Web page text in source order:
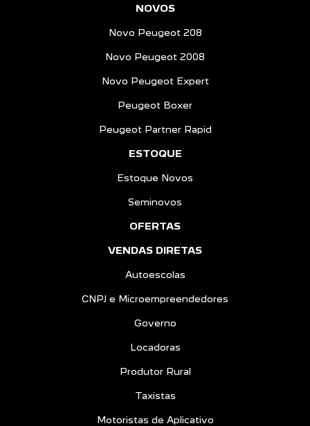
NOVOS
Novo Peugeot 208
Novo Peugeot 2008
Novo Peugeot Expert
Peugeot Boxer
Peugeot Partner Rapid
ESTOQUE
Estoque Novos
Seminovos
OFERTAS
VENDAS DIRETAS
Autoescolas
CNPJ e Microempreendedores
Governo
Locadoras
Produtor Rural
Taxistas
Motoristas de Aplicativo